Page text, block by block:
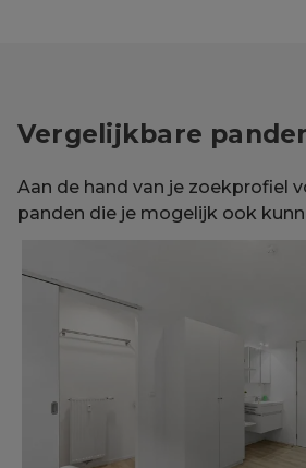
Vergelijkbare
Aan de hand van je zoekprofiel
panden die je mogelijk ook